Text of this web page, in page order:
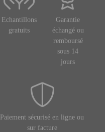
Echantillons
gratuits
Garantie
échangé ou
remboursé
sous 14
jours
Paiement sécurisé en ligne ou
sur facture